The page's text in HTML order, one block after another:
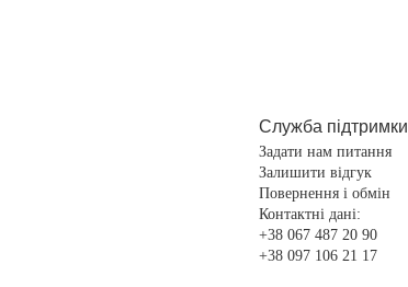
Служба підтримки
Задати нам питання
Залишити відгук
Повернення і обмін
Контактні дані:
+38 067 487 20 90
+38 097 106 21 17